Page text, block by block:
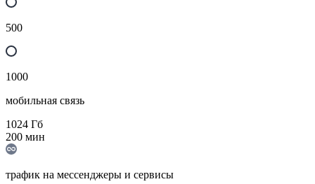
500
1000
мобильная связь
1024 Гб
200 мин
трафик на мессенджеры и сервисы